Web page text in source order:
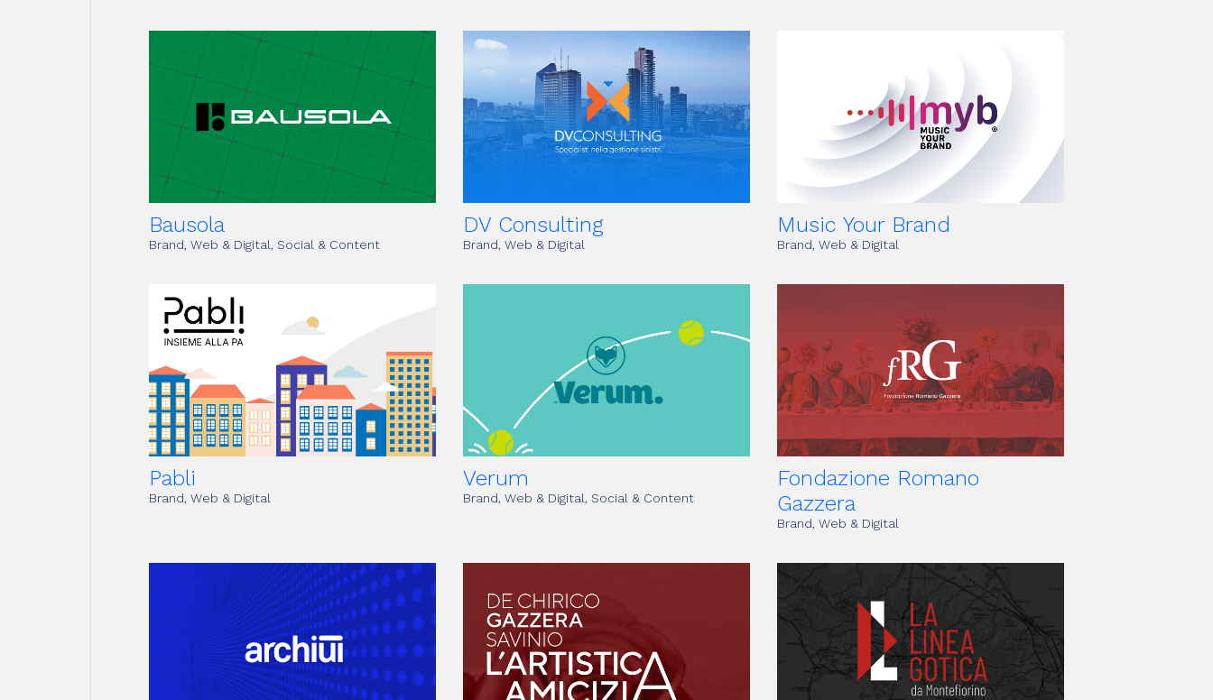
Bausola
Brand, Web & Digital, Social & Content
DV Consulting
Brand, Web & Digital
Music Your Brand
Brand, Web & Digital
Pabli
Brand, Web & Digital
Verum
Brand, Web & Digital, Social & Content
Fondazione Romano
Gazzera
Brand, Web & Digital